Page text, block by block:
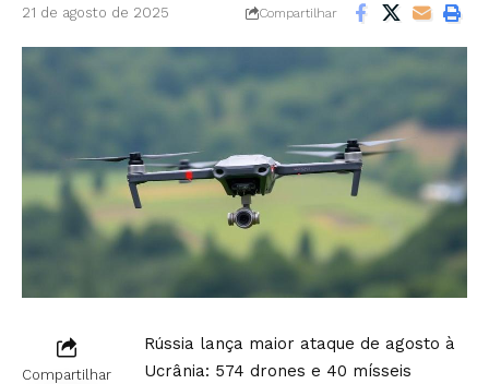
21 de agosto de 2025 Compartilhar
Compartilhar
Rússia lança maior ataque de agosto à
Ucrânia: 574 drones e 40 mísseis